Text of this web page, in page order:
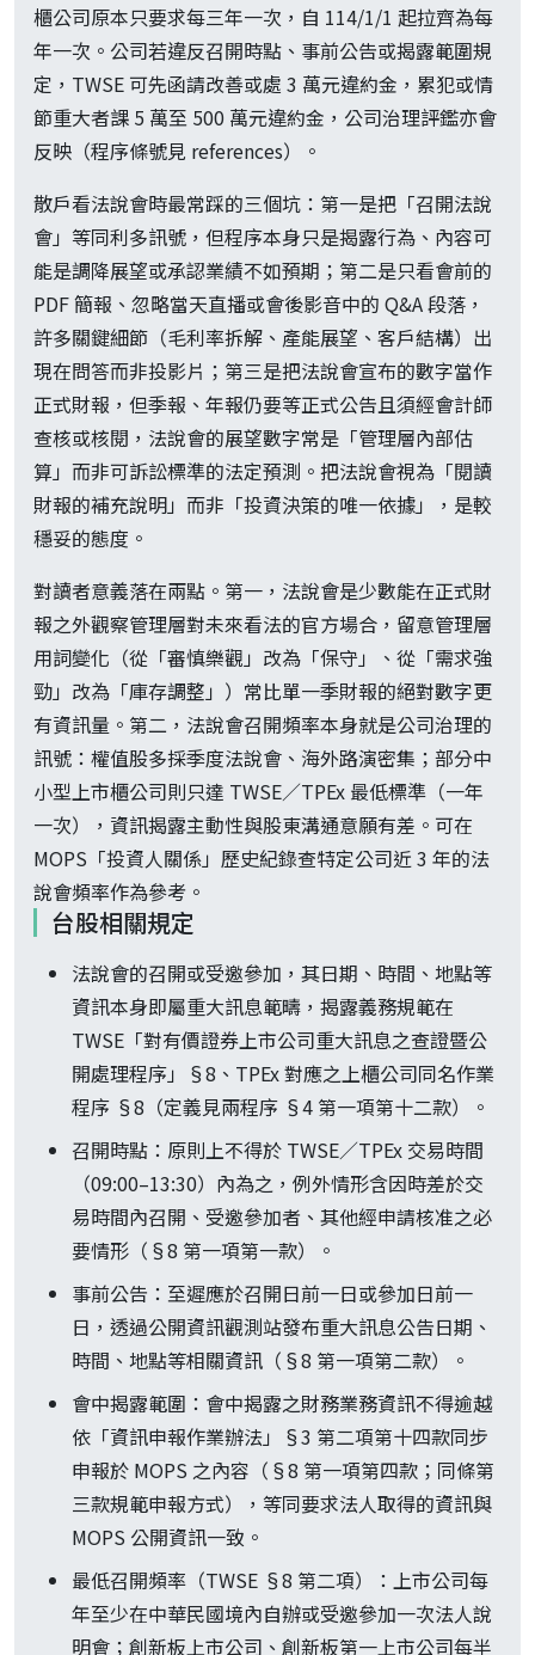
櫃公司原本只要求每三年一次，自 114/1/1 起拉齊為每
年一次。公司若違反召開時點、事前公告或揭露範圍規
定，TWSE 可先函請改善或處 3 萬元違約金，累犯或情
節重大者課 5 萬至 500 萬元違約金，公司治理評鑑亦會
反映（程序條號見 references）。
散戶看法說會時最常踩的三個坑：第一是把「召開法說
會」等同利多訊號，但程序本身只是揭露行為、內容可
能是調降展望或承認業績不如預期；第二是只看會前的
PDF 簡報、忽略當天直播或會後影音中的 Q&A 段落，
許多關鍵細節（毛利率拆解、產能展望、客戶結構）出
現在問答而非投影片；第三是把法說會宣布的數字當作
正式財報，但季報、年報仍要等正式公告且須經會計師
查核或核閱，法說會的展望數字常是「管理層內部估
算」而非可訴訟標準的法定預測。把法說會視為「閱讀
財報的補充說明」而非「投資決策的唯一依據」，是較
穩妥的態度。
對讀者意義落在兩點。第一，法說會是少數能在正式財
報之外觀察管理層對未來看法的官方場合，留意管理層
用詞變化（從「審慎樂觀」改為「保守」、從「需求強
勁」改為「庫存調整」）常比單一季財報的絕對數字更
有資訊量。第二，法說會召開頻率本身就是公司治理的
訊號：權值股多採季度法說會、海外路演密集；部分中
小型上市櫃公司則只達 TWSE／TPEx 最低標準（一年
一次），資訊揭露主動性與股東溝通意願有差。可在
MOPS「投資人關係」歷史紀錄查特定公司近 3 年的法
說會頻率作為參考。
台股相關規定
法說會的召開或受邀參加，其日期、時間、地點等
資訊本身即屬重大訊息範疇，揭露義務規範在
TWSE「對有價證券上市公司重大訊息之查證暨公
開處理程序」§8、TPEx 對應之上櫃公司同名作業
程序 §8（定義見兩程序 §4 第一項第十二款）。
召開時點：原則上不得於 TWSE／TPEx 交易時間
（09:00–13:30）內為之，例外情形含因時差於交
易時間內召開、受邀參加者、其他經申請核准之必
要情形（§8 第一項第一款）。
事前公告：至遲應於召開日前一日或參加日前一
日，透過公開資訊觀測站發布重大訊息公告日期、
時間、地點等相關資訊（§8 第一項第二款）。
會中揭露範圍：會中揭露之財務業務資訊不得逾越
依「資訊申報作業辦法」§3 第二項第十四款同步
申報於 MOPS 之內容（§8 第一項第四款；同條第
三款規範申報方式），等同要求法人取得的資訊與
MOPS 公開資訊一致。
最低召開頻率（TWSE §8 第二項）：上市公司每
年至少在中華民國境內自辦或受邀參加一次法人說
明會；創新板上市公司、創新板第一上市公司每半